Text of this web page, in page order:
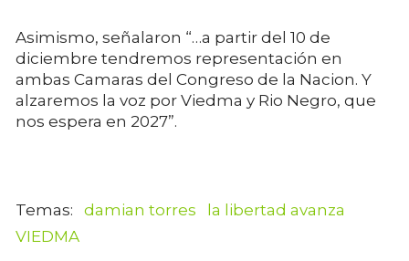
Asimismo, señalaron “…a partir del 10 de
diciembre tendremos representación en
ambas Camaras del Congreso de la Nacion. Y
alzaremos la voz por Viedma y Rio Negro, que
nos espera en 2027”.
damian torres
la libertad avanza
VIEDMA